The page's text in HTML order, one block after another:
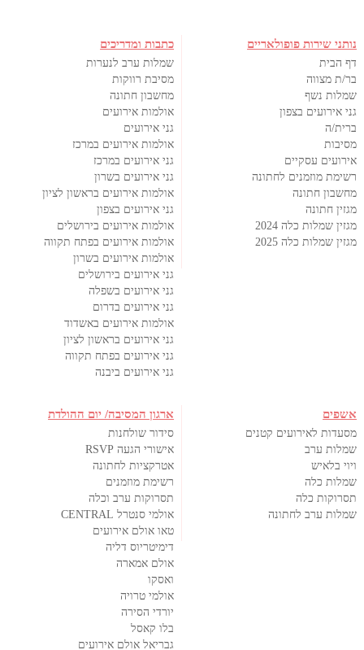
נותני שירות פופולאריים
דף הבית
בר/ת מצווה
שמלות נשף
גני אירועים בצפון
ברית/ה
מסיבות
אירועים עסקיים
רשימת מוזמנים לחתונה
מחשבון חתונה
מגזין חתונה
מגזין שמלות כלה 2024
מגזין שמלות כלה 2025
כתבות ומדריכים
שמלות ערב לנערות
מסיבת רווקות
מחשבון חתונה
אולמות אירועים
גני אירועים
אולמות אירועים במרכז
גני אירועים במרכז
גני אירועים בשרון
אולמות אירועים בראשון לציון
גני אירועים בצפון
אולמות אירועים בירושלים
אולמות אירועים בפתח תקווה
אולמות אירועים בשרון
גני אירועים בירושלים
גני אירועים בשפלה
גני אירועים בדרום
אולמות אירועים באשדוד
גני אירועים בראשון לציון
גני אירועים בפתח תקווה
גני אירועים ביבנה
אשפים
מסעדות לאירועים קטנים
שמלות ערב
ויוי בלאיש
שמלות כלה
תסרוקות כלה
שמלות ערב לחתונה
ארגון המסיבה/ יום ההולדת
סידור שולחנות
אישורי הגעה RSVP
אטרקציות לחתונה
רשימת מוזמנים
תסרוקות ערב וכלה
אולמי סנטרל CENTRAL
טאו אולם אירועים
דימיטריוס דליה
אולם אמארה
ואסקו
אולמי טרויה
יורדי הסירה
בלו קאסל
גבריאל אולם אירועים